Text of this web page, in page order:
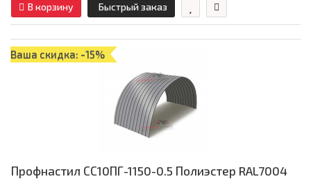
В корзину Быстрый заказ
Ваша скидка: -15%
Профнастил СС10ПГ-1150-0.5 Полиэстер RAL7004